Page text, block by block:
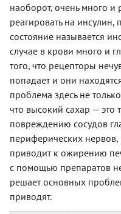
наоборот, очень много
реагировать на инсулин,
состояние называется
случае в крови много и
того, что рецепторы
попадает и они
проблема здесь не
что высокий сахар — это
повреждению сосудов
периферических
приводит к ожирению
с помощью препаратов
решает основных
приводят.